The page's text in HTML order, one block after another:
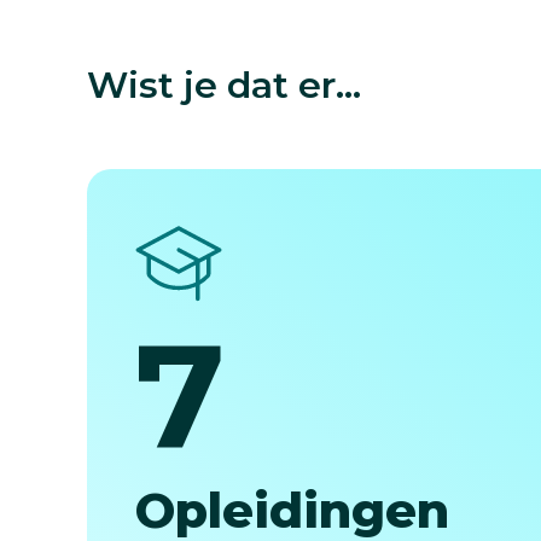
Wist je dat er...
7
Opleidingen